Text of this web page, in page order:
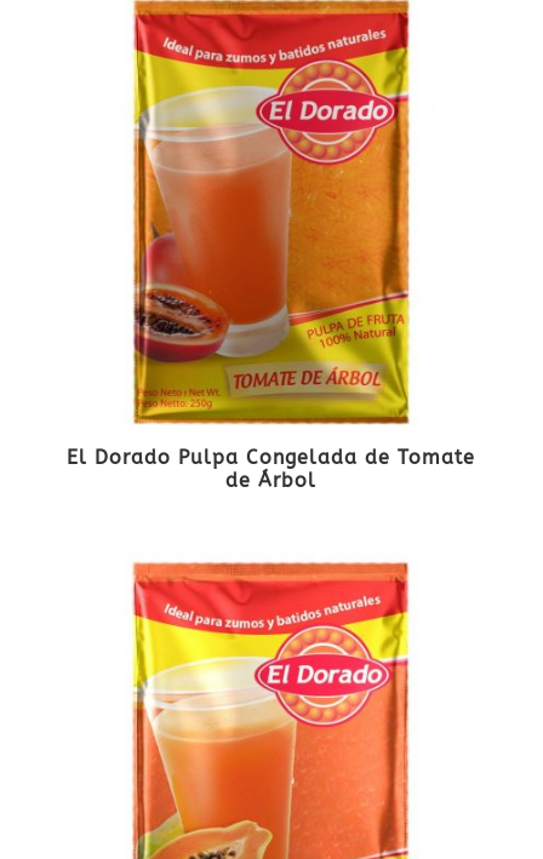
El Dorado Pulpa Congelada de Tomate
de Árbol